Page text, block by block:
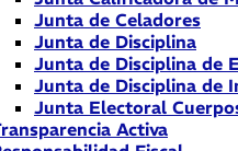
Junta de Celadores
Junta de Disciplina
Junta de Disciplina de
Junta de Disciplina de
Junta Electoral
Activa